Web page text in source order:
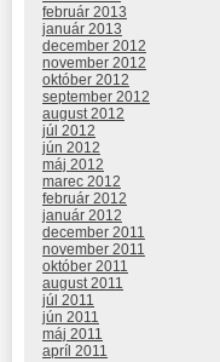
február 2013
január 2013
december 2012
november 2012
október 2012
september 2012
august 2012
júl 2012
jún 2012
máj 2012
marec 2012
február 2012
január 2012
december 2011
november 2011
október 2011
august 2011
júl 2011
jún 2011
máj 2011
apríl 2011